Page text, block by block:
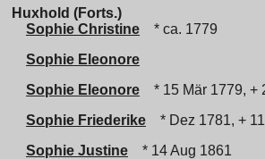
Huxhold (Forts.)
Sophie Christine
* ca. 1779
Sophie Eleonore
Sophie Eleonore
* 15 Mär 1779, +
Sophie Friederike
* Dez 1781, +
Sophie Justine
* 14 Aug 1861